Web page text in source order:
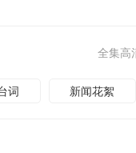
全集高
词 新闻花絮